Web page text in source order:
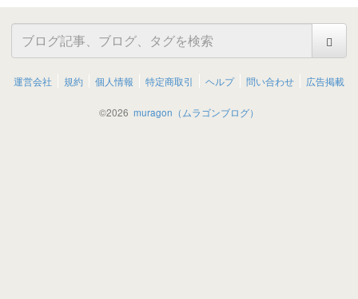
運営会社 規約 個人情報 特定商取引 ヘルプ 問い合わせ 広告掲載
©2026 muragon（ムラゴンブログ）